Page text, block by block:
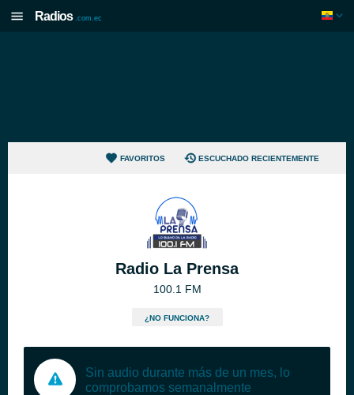
Radios .com.ec
FAVORITOS ESCUCHADO RECIENTEMENTE
Radio La Prensa
100.1 FM
¿NO FUNCIONA?
Sin audio durante más de un mes, lo
comprobamos semanalmente